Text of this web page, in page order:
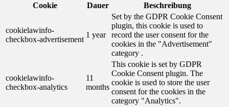
Cookie
Dauer Beschreibung
cookielawinfo-
checkbox-advertisement
1 year
Set by the GDPR Cookie Consent
plugin, this cookie is used to
record the user consent for the
cookies in the "Advertisement"
category .
cookielawinfo-
checkbox-analytics
11
months
This cookie is set by GDPR
Cookie Consent plugin. The
cookie is used to store the user
consent for the cookies in the
category "Analytics".